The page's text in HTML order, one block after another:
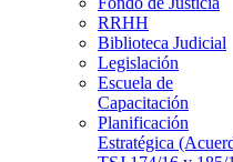
RRHH
Biblioteca Judicial
Legislación
Escuela de
Capacitación
Planificación
Estratégica